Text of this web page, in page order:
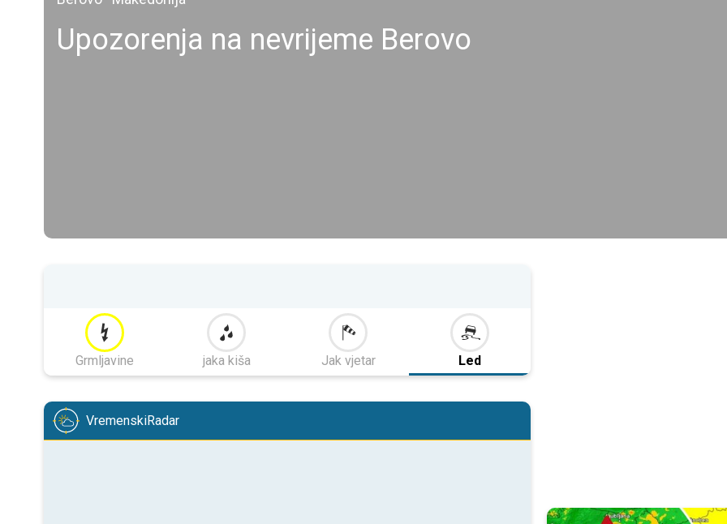
Upozorenja na nevrijeme Berovo
Grmljavine jaka kiša Jak vjetar Led
VremenskiRadar
Kako pronaći upozorenje za